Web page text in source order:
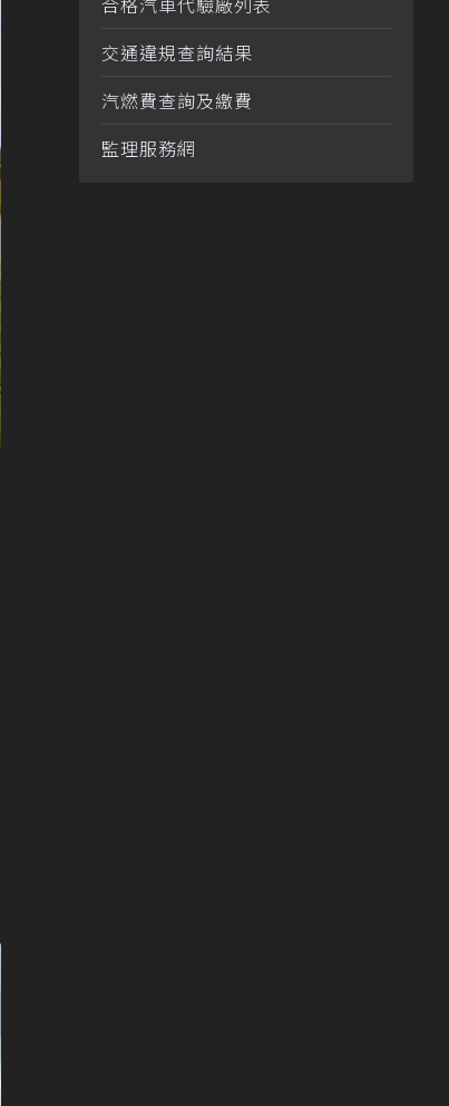
交通違規查詢結果
汽燃費查詢及繳費
監理服務網